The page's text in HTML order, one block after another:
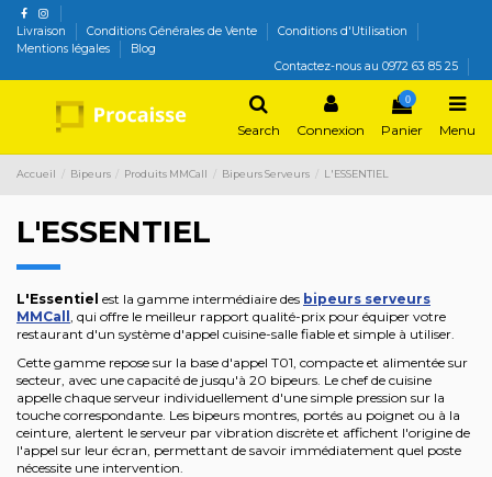
Livraison Conditions Générales de Vente
Conditions d'Utilisation
Mentions légales
Blog
Contactez-nous au 0972 63 85 25
Search Connexion
0
Panier Menu
Accueil Bipeurs Produits MMCall Bipeurs Serveurs L'ESSENTIEL
L'ESSENTIEL
L'Essentiel est la gamme intermédiaire des bipeurs serveurs
MMCall , qui offre le meilleur rapport qualité-prix pour équiper votre
restaurant d'un système d'appel cuisine-salle fiable et simple à utiliser.
Cette gamme repose sur la base d'appel T01, compacte et alimentée sur
secteur, avec une capacité de jusqu'à 20 bipeurs. Le chef de cuisine
appelle chaque serveur individuellement d'une simple pression sur la
touche correspondante. Les bipeurs montres, portés au poignet ou à la
ceinture, alertent le serveur par vibration discrète et affichent l'origine de
l'appel sur leur écran, permettant de savoir immédiatement quel poste
nécessite une intervention.